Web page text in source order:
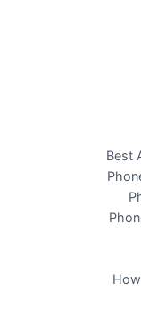
Best